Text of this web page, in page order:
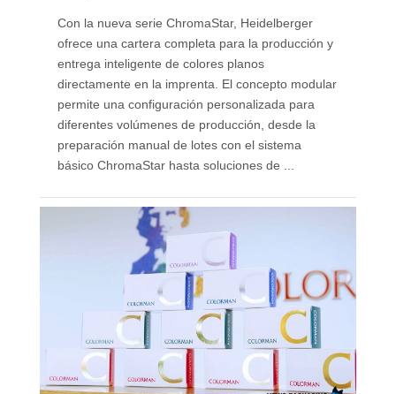
Con la nueva serie ChromaStar, Heidelberger
ofrece una cartera completa para la producción y
entrega inteligente de colores planos
directamente en la imprenta. El concepto modular
permite una configuración personalizada para
diferentes volúmenes de producción, desde la
preparación manual de lotes con el sistema
básico ChromaStar hasta soluciones de ...